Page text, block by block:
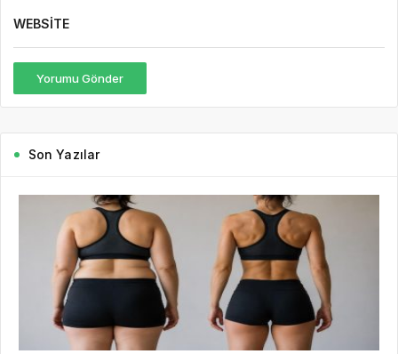
WEBSITE
Yorumu Gönder
Son Yazılar